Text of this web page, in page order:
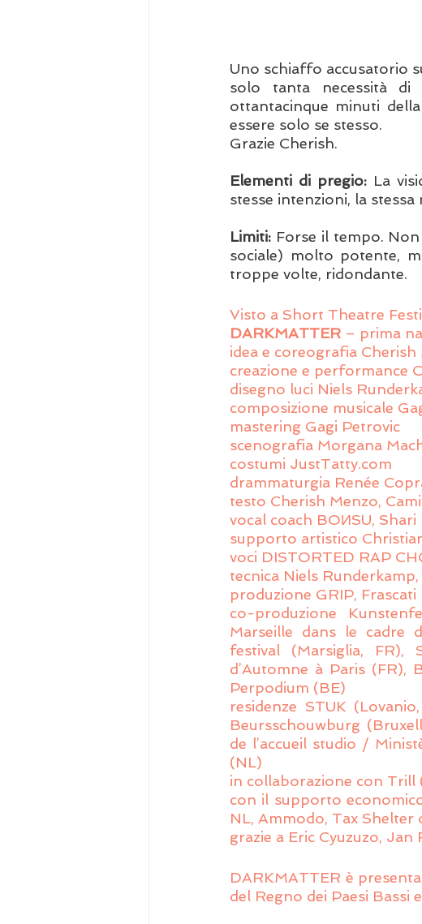
Uno schiaffo accusatorio
solo tanta necessità
ottantacinque minuti
essere solo se stesso.
Grazie Cherish.
Elementi di pregio: La
stesse intenzioni, la
Limiti: Forse il tempo.
sociale) molto potente,
troppe volte, ridondante.
Visto a Short Theatre
DARKMATTER – prima
idea e coreografia Cherish
creazione e performance
disegno luci Niels
composizione musicale
mastering Gagi Petrovic
scenografia Morgana
costumi JustTatty.com
drammaturgia Renée
testo Cherish Menzo,
vocal coach BOИSU,
supporto artistico
voci DISTORTED RAP
tecnica Niels
produzione GRIP,
co-produzione
Marseille dans le cadre
festival (Marsiglia, FR),
d’Automne à Paris (FR),
Perpodium (BE)
residenze STUK
Beursschouwburg
de l’accueil studio /
(NL)
in collaborazione con Trill
con il supporto
NL, Ammodo, Tax
grazie a Eric Cyuzuzo,
DARKMATTER è
del Regno dei Paesi